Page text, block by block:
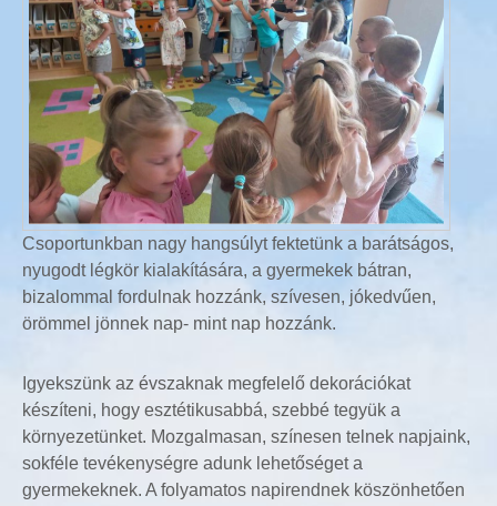
Csoportunkban nagy hangsúlyt fektetünk a barátságos,
nyugodt légkör kialakítására, a gyermekek bátran,
bizalommal fordulnak hozzánk, szívesen, jókedvűen,
örömmel jönnek nap- mint nap hozzánk.
Igyekszünk az évszaknak megfelelő dekorációkat
készíteni, hogy esztétikusabbá, szebbé tegyük a
környezetünket. Mozgalmasan, színesen telnek napjaink,
sokféle tevékenységre adunk lehetőséget a
gyermekeknek. A folyamatos napirendnek köszönhetően